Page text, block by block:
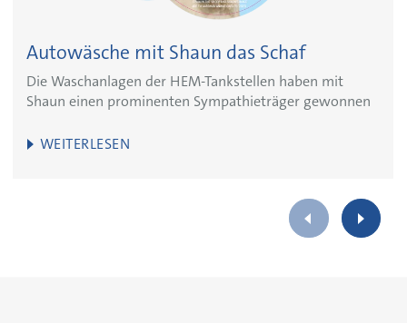
Autowäsche mit Shaun das Schaf
Die Waschanlagen der HEM-Tankstellen haben mit
Shaun einen prominenten Sympathieträger gewonnen
WEITERLESEN